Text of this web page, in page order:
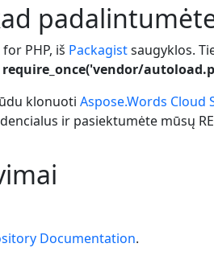
PHP, iš Packagistsaugyklos.
require_once('vendor/
klonuoti Aspose.Words Cloud
ir pasiektumėte mūsų
Documentation.